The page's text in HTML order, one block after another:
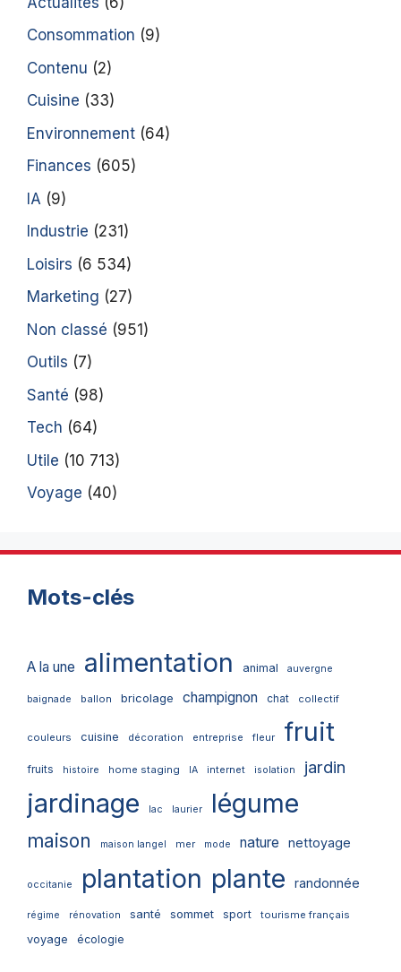
Consommation (9)
Contenu (2)
Cuisine (33)
Environnement (64)
Finances (605)
IA (9)
Industrie (231)
Loisirs (6 534)
Marketing (27)
Non classé (951)
Outils (7)
Santé (98)
Tech (64)
Utile (10 713)
Voyage (40)
Mots-clés
A la une alimentation animal auvergne
baignade ballon bricolage champignon chat collectif
couleurs cuisine décoration entreprise fleur fruit
fruits histoire home staging IA internet isolation jardin
jardinage lac laurier légume
maison maison langel mer mode nature nettoyage
occitanie plantation plante randonnée
régime rénovation santé sommet sport tourisme français
voyage écologie